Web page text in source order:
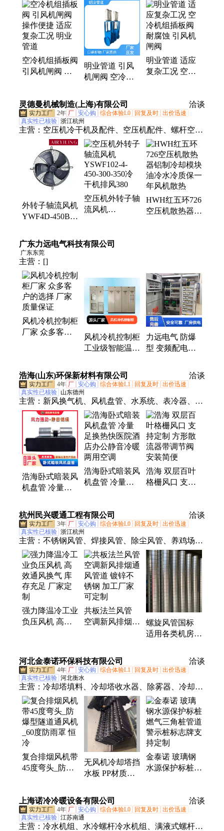
空冷机组插板阀
引风机闸阀 操
道
明业管道 引风
机闸阀 空冷机
性能可靠 结构
简单
明业管道 适应
复杂工况 空冷
灵德曼机械制造(上海)有限公司 洽谈
2年 厂 安心购 综合体验L0 回复及时 出价迅速
真实性已核验 浙江杭州
主营： 空压机冷干机及配件、空压机配件、螺杆空压
机配件、空压机维护保养配件、空压机维修配件、螺
杆空压机、冷干机吸附式干燥机、离心机配件、螺杆
空压机保养配件
外转子轴流风机
YWF4D-450B-
干机散热风扇
220V/380V
空压机外转子轴
流风机
干机排风380
HWH红五环726
空压机散热器铝
广东力远电气科技有限公司
广东东莞
主营： []
风机冷机控制柜
厂家 众多客户
风机冷机控制柜
工业级智能温控
力远电气 防爆
型 变频配电柜
浩海(山东)环保新材料有限公司 洽谈
4年 厂 安心购 综合体验L1 回复及时 出价迅速
真实性已核验 山东德州
主营： 新风换气机、风机盘管、水系统、表冷器、排
风口、风帘机、风幕机、铝合金风口、出风口、风机
箱、新风机、调节阀、暖风机、通风机、防火阀、空
气幕、混流风机、低压风机、空调风机、双层风口、
轴流风机、车间风机、排烟阀门、加压风机、取暖设
备
浩海卧式暗装风
机盘管 冷量足
办公空调
浩海卧式暗装风
机盘管 冷量足
用空调
浩海 双层百叶
格栅风口 支持
杭州民兴暖通工程有限公司 洽谈
3年 厂 安心购 综合体验L0 回复及时 出价迅速
真实性已核验 浙江杭州
主营： 不锈钢风管、焊接风管、除尘风管、养鸡场冷
风机、排烟风管、不锈钢油烟罩、不锈钢焊接管、不
锈钢螺旋风管、除尘管道、厂房排烟除尘、镀锌风
管、角钢法兰、消防排烟管道、油烟管道、新风管、
工业罩、集气罩、工业排烟、镀锌法兰、不锈钢法
兰、环保除尘风管、碳钢风管、方形管道、空调新风
排风管、防排烟管道、共板法兰
强力降温冷工业
负压风机 高效
共板法兰风管
空调新风排烟通
螺旋风管国标
适用各类机房
河北金泰诺环保科技有限公司 洽谈
4年 厂 安心购 综合体验L1 回复及时 出价迅速
真实性已核验 河北衡水
主营： 冷却塔填料、冷却塔收水器、除雾器、冷却塔
喷头、玻璃钢井盖、玻璃钢百米桩、玻璃钢围栏、玻
璃钢格栅、玻璃钢标志桩、玻璃钢填料托架、S波填
料、加油站承重井盖、冷却塔托架、玻璃纤维拱棚支
架、龙虾巢、鳝巢、蒸发冷填料、点波填料、玻璃钢
检查井、玻璃钢排水沟、冷却塔喷溅装置、冷却塔雾
化喷头、玻璃钢冷却塔
复合排烟风机带
45度弯头_防爆
冷
无风机冷却塔挡
水板 PP材质
捕滴收水器 注
塑成型 恒冷
金泰诺 玻璃钢
水源保护标桩燃
上海诺冷冷暖设备有限公司 洽谈
4年 厂 安心购 综合体验L0 回复及时 出价迅速
真实性已核验 江苏南通
主营： 冷水机组、水冷螺杆冷水机组、满液式螺杆冷